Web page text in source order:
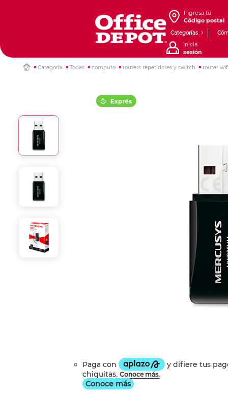
Ingresa tu
Código postal
Categorías
Inicia
sesión
Categoría Todas computo routers repetidores y switch router
Conoce más